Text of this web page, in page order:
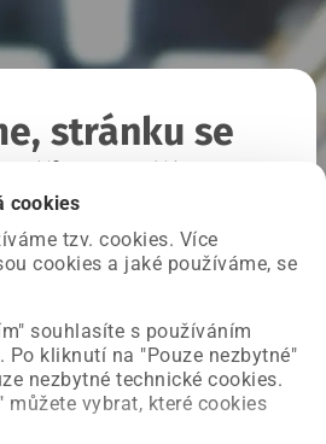
cookies
tzv. cookies. Více
cookies a jaké používáme, se
souhlasíte s používáním
Po kliknutí na "Pouze nezbytné"
nezbytné technické cookies.
můžete vybrat, které cookies
stránku se
straně a už ji opravujeme.
načíst požadovanou stránku.
Úvodní strana